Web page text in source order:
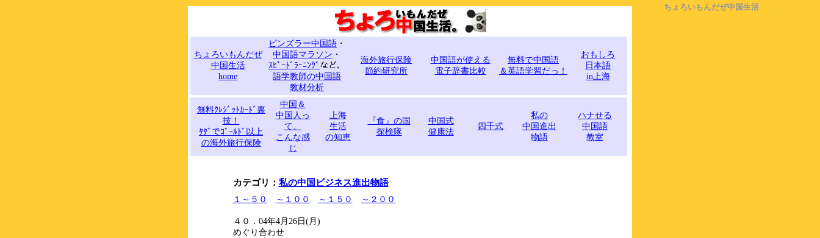
ちょろいもんだぜ中国生活
ちょろいもんだぜ
中国生活
home
ピンズラー中国語 ・
中国語マラソン ・
ｽﾋﾟｰﾄﾞﾗｰﾆﾝｸﾞ など、
語学教師の中国語
教材分析
海外旅行保険
節約研究所
中国語が使える
電子辞書比較
無料で中国語
＆英語学習だっ！
おもしろ
日本語
in上海
無料ｸﾚｼﾞｯﾄｶｰﾄﾞ裏
技！
ﾀﾀﾞでｺﾞｰﾙﾄﾞ以上
の海外旅行保険
中国＆
中国人っ
て、
こんな感
じ
上海
生活
の知恵
『食』の国
探検隊
中国式
健康法
四千式
私の
中国進出
物語
ハナせる
中国語
教室
カテゴリ： 私の中国ビジネス進出物語
１～５０ ～１００ ～１５０ ～２００
４０．04年4月26日(月)
めぐり合わせ